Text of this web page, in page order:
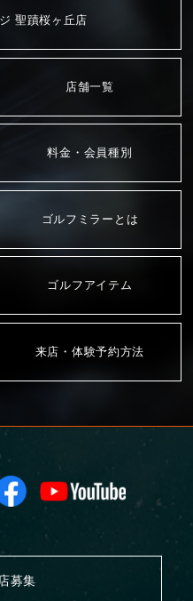
た個人情報を第三者に提供
いて
又は一部を委託することは
等及びお問合わせ
問合わせ先」にご申請くだ
の利用目的の通知・開示・
の停止・消去及第三者への
は、「個人情報の取り扱い
須項目の入力がない場合
聖蹟桜ヶ丘店
店舗一覧
料金・会員種別
ゴルフミラーとは
ゴルフアイテム
来店・体験予約方法
募集